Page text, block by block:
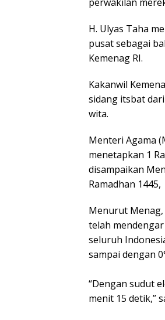
H. Ulyas Taha
pusat sebagai
Kemenag RI.
Kakanwil
sidang itsbat
wita.
Menteri Agama
menetapkan 1
disampaikan
Ramadhan
Menurut
telah
seluruh
sampai dengan
“Dengan sudut
menit 15 detik,”